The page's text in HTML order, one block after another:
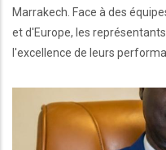
Marrakech. Face à des
et d'Europe, les
l'excellence de leurs